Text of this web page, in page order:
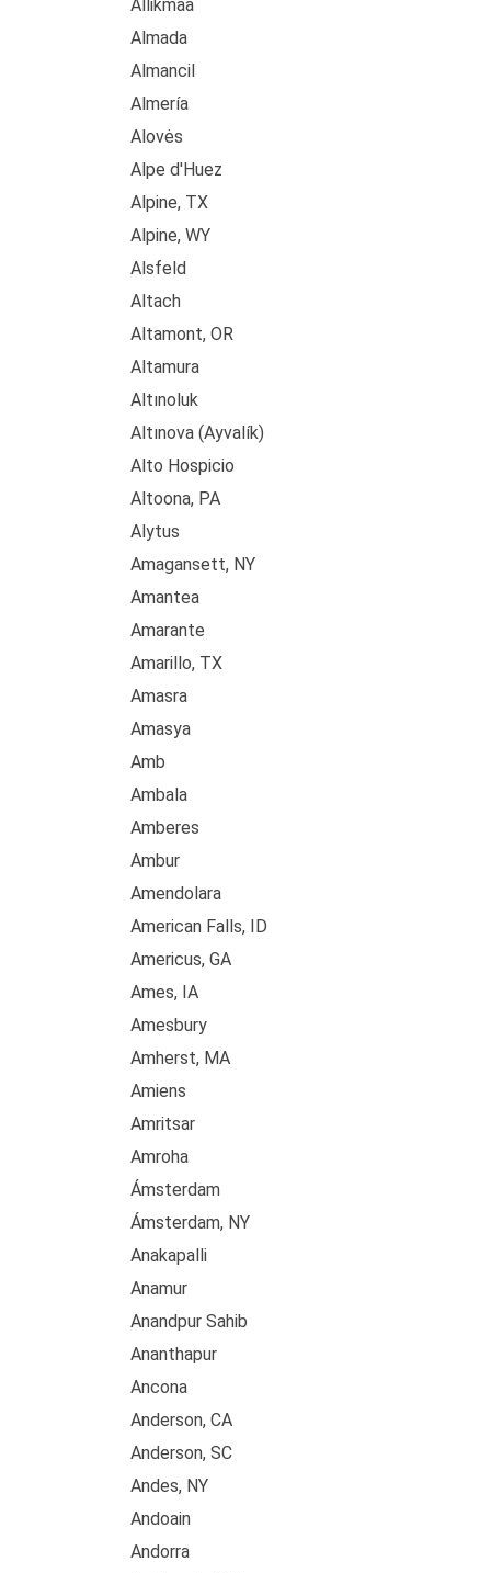
Allikmaa
Almada
Almancil
Almería
Alovės
Alpe d'Huez
Alpine, TX
Alpine, WY
Alsfeld
Altach
Altamont, OR
Altamura
Altınoluk
Altınova (Ayvalík)
Alto Hospicio
Altoona, PA
Alytus
Amagansett, NY
Amantea
Amarante
Amarillo, TX
Amasra
Amasya
Amb
Ambala
Amberes
Ambur
Amendolara
American Falls, ID
Americus, GA
Ames, IA
Amesbury
Amherst, MA
Amiens
Amritsar
Amroha
Ámsterdam
Ámsterdam, NY
Anakapalli
Anamur
Anandpur Sahib
Ananthapur
Ancona
Anderson, CA
Anderson, SC
Andes, NY
Andoain
Andorra